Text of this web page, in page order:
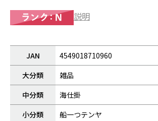
説明
JAN
4549018710960
大分類
雑品
中分類
海仕掛
小分類
船一つテンヤ